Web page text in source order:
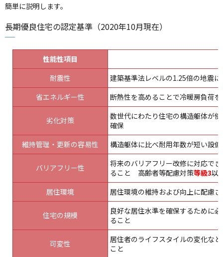
簡単に説明します。
長期優良住宅の認定基準（2020年10月現在）
性能性項目
耐震性
建築基準法レベルの1.25倍の地震
省エネルギー性
断熱性を高めることで冷暖房負荷
劣化対策
数世代にわたり住宅の構造躯体が
確保
維持管理・更新の容易性
構造躯体に比べ耐用年数が短い設
バリアフリー性
将来のバリアフリー改修に対応で
ること 高齢者等配慮対策等級3以
居住環境
居住環境の維持および向上に配慮
住宅の規模
良好な居住水準を確保するために
ること
可変性
居住者のライフスタイルの変化な
こと